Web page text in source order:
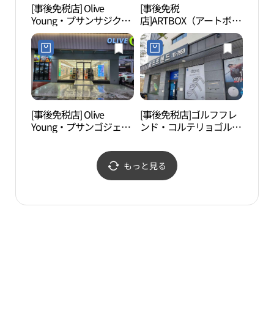
[事後免税店] Olive
Young・プサンサジク
（釜山社稷）店(올리브
영 부산사직점)
[事後免税
店]ARTBOX（アートボッ
クス）・プサンサジク
（釜山社稷）店(아트박
스 부산사직점)
[事後免税店] Olive
Young・プサンゴジェ
[事後免税店]ゴルフフレ
ンド・コルテリョゴル
(골프프렌드골때려골프
동래점)
もっと見る